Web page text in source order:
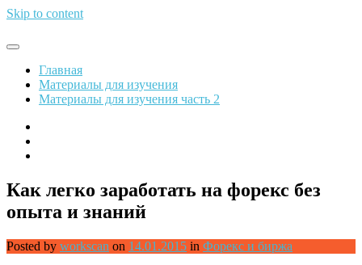
Skip to content
Обрети финансовую свободу
Главная
Материалы для изучения
Материалы для изучения часть 2
Как легко заработать на форекс без
опыта и знаний
Posted by workscan on 14.01.2015 in Форекс и биржа